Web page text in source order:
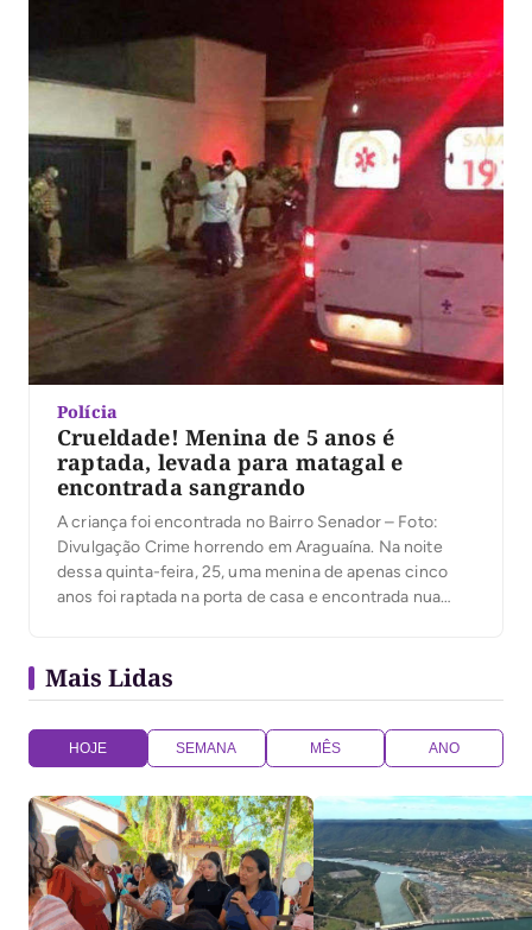
Polícia
Crueldade! Menina de 5 anos é
raptada, levada para matagal e
encontrada sangrando
A criança foi encontrada no Bairro Senador – Foto:
Divulgação Crime horrendo em Araguaína. Na noite
dessa quinta-feira, 25, uma menina de apenas cinco
anos foi raptada na porta de casa e encontrada nua
frente seu domicílio, quando […]
Mais Lidas
HOJE SEMANA MÊS ANO